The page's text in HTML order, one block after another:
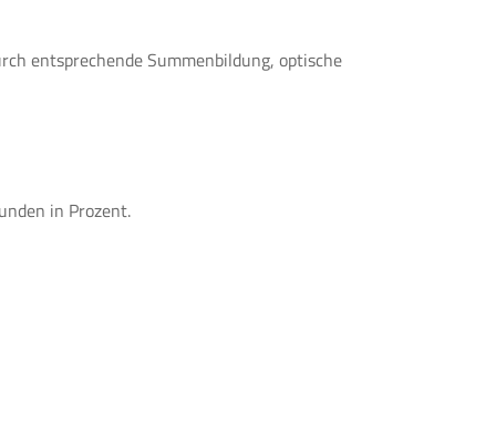
entsprechende Summenbildung, optische
in Prozent.